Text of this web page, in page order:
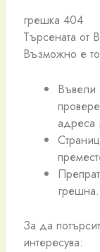
грешка 404
Търсената от
Възможно е
Въвели
адреса
грешна.
За да
интересува: